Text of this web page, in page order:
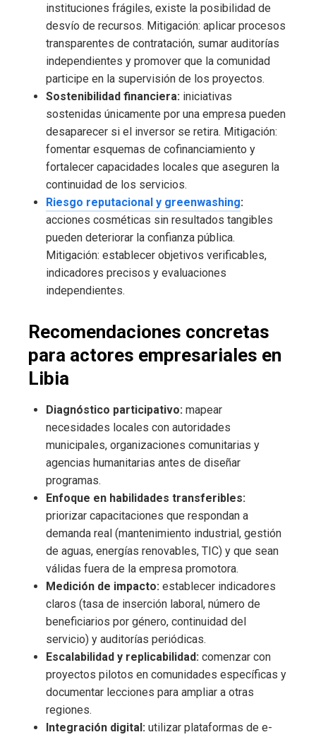
instituciones frágiles, existe la posibilidad de
desvío de recursos. Mitigación: aplicar procesos
transparentes de contratación, sumar auditorías
independientes y promover que la comunidad
participe en la supervisión de los proyectos.
Sostenibilidad financiera: iniciativas
sostenidas únicamente por una empresa pueden
desaparecer si el inversor se retira. Mitigación:
fomentar esquemas de cofinanciamiento y
fortalecer capacidades locales que aseguren la
continuidad de los servicios.
Riesgo reputacional y greenwashing:
acciones cosméticas sin resultados tangibles
pueden deteriorar la confianza pública.
Mitigación: establecer objetivos verificables,
indicadores precisos y evaluaciones
independientes.
Recomendaciones concretas
para actores empresariales en
Libia
Diagnóstico participativo: mapear
necesidades locales con autoridades
municipales, organizaciones comunitarias y
agencias humanitarias antes de diseñar
programas.
Enfoque en habilidades transferibles:
priorizar capacitaciones que respondan a
demanda real (mantenimiento industrial, gestión
de aguas, energías renovables, TIC) y que sean
válidas fuera de la empresa promotora.
Medición de impacto: establecer indicadores
claros (tasa de inserción laboral, número de
beneficiarios por género, continuidad del
servicio) y auditorías periódicas.
Escalabilidad y replicabilidad: comenzar con
proyectos pilotos en comunidades específicas y
documentar lecciones para ampliar a otras
regiones.
Integración digital: utilizar plataformas de e-